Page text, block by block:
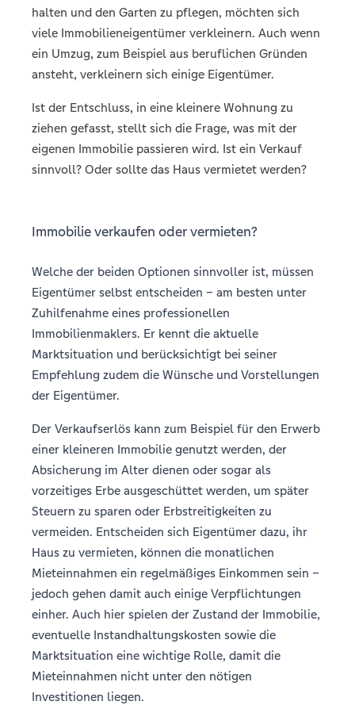
halten und den Garten zu pflegen, möchten sich
viele Immobilieneigentümer verkleinern. Auch wenn
ein Umzug, zum Beispiel aus beruflichen Gründen
ansteht, verkleinern sich einige Eigentümer.
Ist der Entschluss, in eine kleinere Wohnung zu
ziehen gefasst, stellt sich die Frage, was mit der
eigenen Immobilie passieren wird. Ist ein Verkauf
sinnvoll? Oder sollte das Haus vermietet werden?
Immobilie verkaufen oder vermieten?
Welche der beiden Optionen sinnvoller ist, müssen
Eigentümer selbst entscheiden – am besten unter
Zuhilfenahme eines professionellen
Immobilienmaklers. Er kennt die aktuelle
Marktsituation und berücksichtigt bei seiner
Empfehlung zudem die Wünsche und Vorstellungen
der Eigentümer.
Der Verkaufserlös kann zum Beispiel für den Erwerb
einer kleineren Immobilie genutzt werden, der
Absicherung im Alter dienen oder sogar als
vorzeitiges Erbe ausgeschüttet werden, um später
Steuern zu sparen oder Erbstreitigkeiten zu
vermeiden. Entscheiden sich Eigentümer dazu, ihr
Haus zu vermieten, können die monatlichen
Mieteinnahmen ein regelmäßiges Einkommen sein –
jedoch gehen damit auch einige Verpflichtungen
einher. Auch hier spielen der Zustand der Immobilie,
eventuelle Instandhaltungskosten sowie die
Marktsituation eine wichtige Rolle, damit die
Mieteinnahmen nicht unter den nötigen
Investitionen liegen.